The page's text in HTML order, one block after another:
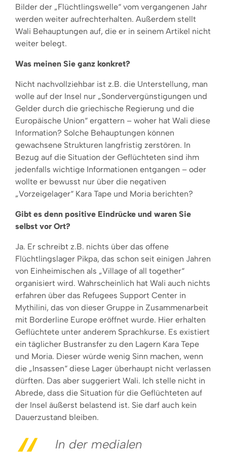
Bilder der „Flüchtlingswelle“ vom vergangenen Jahr
werden weiter aufrechterhalten. Außerdem stellt
Wali Behauptungen auf, die er in seinem Artikel nicht
weiter belegt.
Was meinen Sie ganz konkret?
Nicht nachvollziehbar ist z.B. die Unterstellung, man
wolle auf der Insel nur „Sondervergünstigungen und
Gelder durch die griechische Regierung und die
Europäische Union“ ergattern – woher hat Wali diese
Information? Solche Behauptungen können
gewachsene Strukturen langfristig zerstören. In
Bezug auf die Situation der Geflüchteten sind ihm
jedenfalls wichtige Informationen entgangen – oder
wollte er bewusst nur über die negativen
„Vorzeigelager“ Kara Tape und Moria berichten?
Gibt es denn positive Eindrücke und waren Sie
selbst vor Ort?
Ja. Er schreibt z.B. nichts über das offene
Flüchtlingslager Pikpa, das schon seit einigen Jahren
von Einheimischen als „Village of all together“
organisiert wird. Wahrscheinlich hat Wali auch nichts
erfahren über das Refugees Support Center in
Mythilini, das von dieser Gruppe in Zusammenarbeit
mit Borderline Europe eröffnet wurde. Hier erhalten
Geflüchtete unter anderem Sprachkurse. Es existiert
ein täglicher Bustransfer zu den Lagern Kara Tepe
und Moria. Dieser würde wenig Sinn machen, wenn
die „Insassen“ diese Lager überhaupt nicht verlassen
dürften. Das aber suggeriert Wali. Ich stelle nicht in
Abrede, dass die Situation für die Geflüchteten auf
der Insel äußerst belastend ist. Sie darf auch kein
Dauerzustand bleiben.
In der medialen